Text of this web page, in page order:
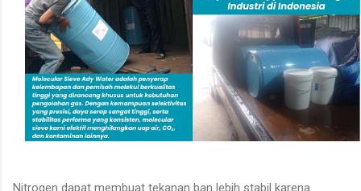
Nitrogen dapat membuat tekanan ban lebih stabil karena